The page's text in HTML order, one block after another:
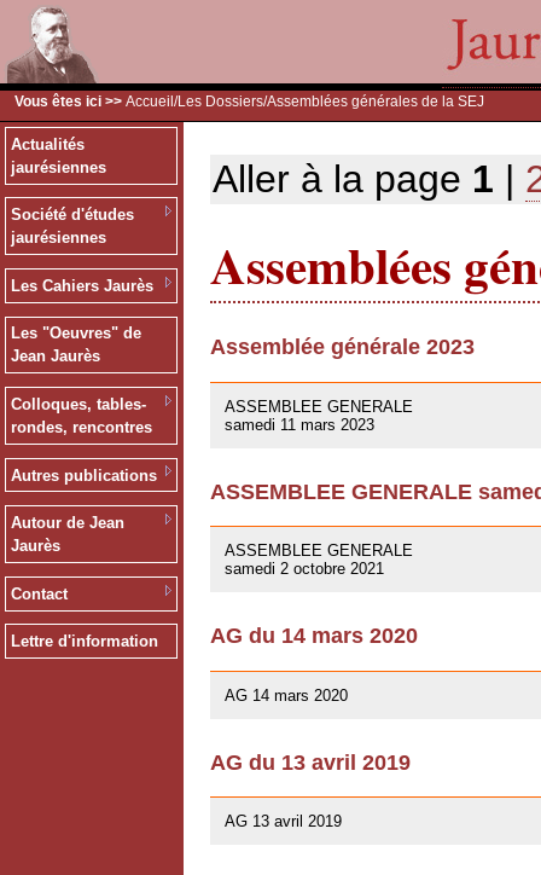
Vous êtes ici >> Accueil /Les Dossiers/Assemblées générales de la SEJ
Actualités
jaurésiennes
Société d'études
jaurésiennes
Les Cahiers Jaurès
Les "Oeuvres" de
Jean Jaurès
Colloques, tables-
rondes, rencontres
Autres publications
Autour de Jean
Jaurès
Contact
Lettre d'information
Aller à la page 1 |
Assemblées
Assemblée générale 2023
ASSEMBLEE GENERALE
samedi 11 mars 2023
ASSEMBLEE GENERALE
ASSEMBLEE GENERALE
samedi 2 octobre 2021
AG du 14 mars 2020
AG 14 mars 2020
AG du 13 avril 2019
AG 13 avril 2019